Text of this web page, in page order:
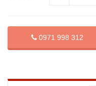
0971 998 312